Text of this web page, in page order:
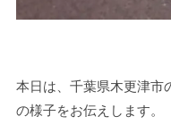
本日は、千葉県木更津市
の様子をお伝えします。